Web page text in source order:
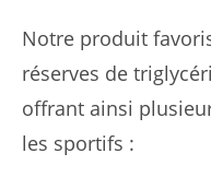
Notre produit
réserves de
offrant ainsi
les sportifs :